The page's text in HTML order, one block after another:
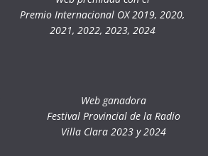
Premio Internacional OX 2019, 2020,
2021, 2022, 2023, 2024
Web ganadora
Festival Provincial de la Radio
Villa Clara 2023 y 2024